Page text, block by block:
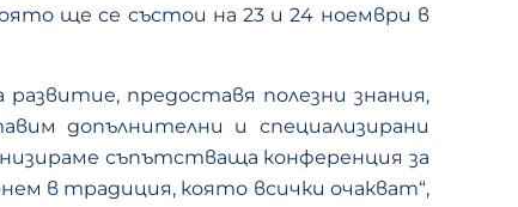
ще се състои на 23 и 24 ноември в
предоставя полезни знания,
допълнителни и специализирани
съпътстваща конференция за
в традиция, която всички очакват“,